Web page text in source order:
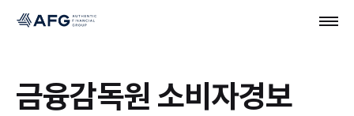
금융감독원 소비자경보